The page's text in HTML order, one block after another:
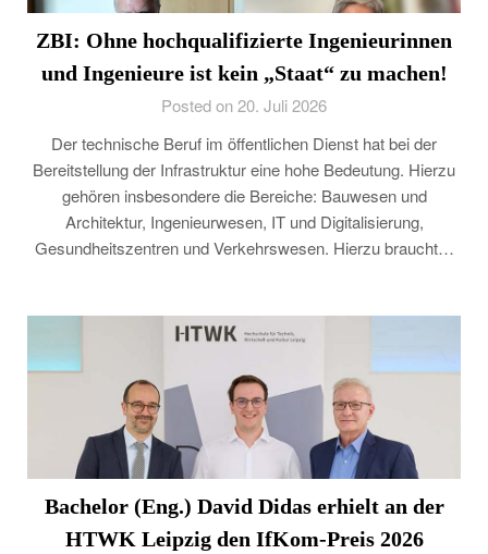
ZBI: Ohne hochqualifizierte Ingenieurinnen
und Ingenieure ist kein „Staat“ zu machen!
Posted on 20. Juli 2026
Der technische Beruf im öffentlichen Dienst hat bei der
Bereitstellung der Infrastruktur eine hohe Bedeutung. Hierzu
gehören insbesondere die Bereiche: Bauwesen und
Architektur, Ingenieurwesen, IT und Digitalisierung,
Gesundheitszentren und Verkehrswesen. Hierzu braucht…
Bachelor (Eng.) David Didas erhielt an der
HTWK Leipzig den IfKom-Preis 2026